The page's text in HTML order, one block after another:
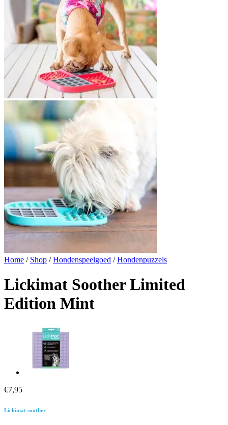
Home / Shop / Hondenspeelgoed / Hondenpuzzels
Lickimat Soother Limited
Edition Mint
€7,95
Lickimat soother